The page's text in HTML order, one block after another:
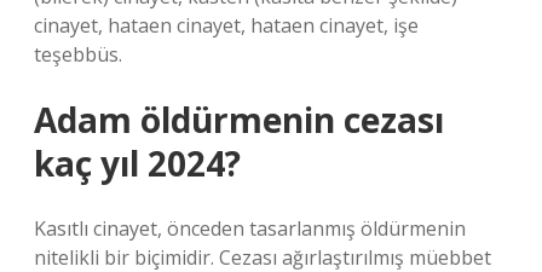
cinayet, hataen cinayet, hataen cinayet, işe
teşebbüs.
Adam öldürmenin cezası
kaç yıl 2024?
Kasıtlı cinayet, önceden tasarlanmış öldürmenin
nitelikli bir biçimidir. Cezası ağırlaştırılmış müebbet